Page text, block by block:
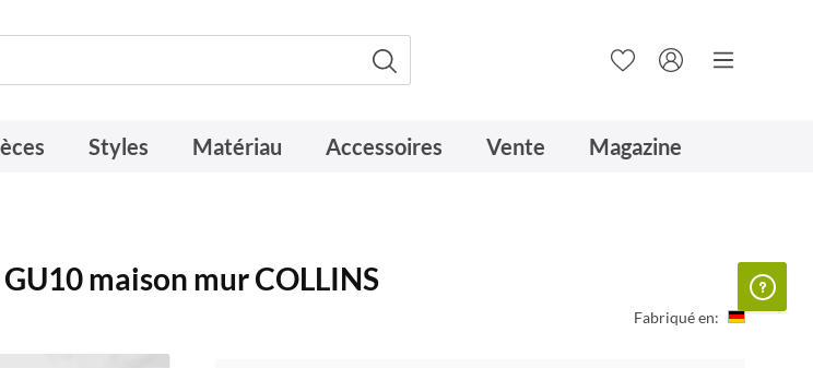
Styles Matériau Accessoires Vente Magazine
maison mur COLLINS
Fabriqué en: